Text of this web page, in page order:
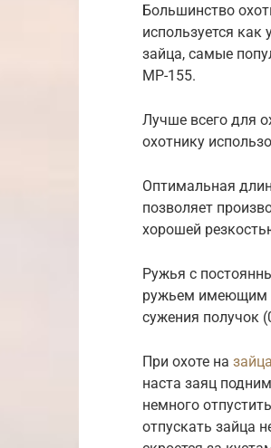
Большинство
используется
зайца, самые
МР-155.
Лучше всего для
охотнику
Оптимальная
позволяет
хорошей
Ружья с
ружьем имеющим
сужения получок
При охоте на
наста заяц
немного
отпускать зайца